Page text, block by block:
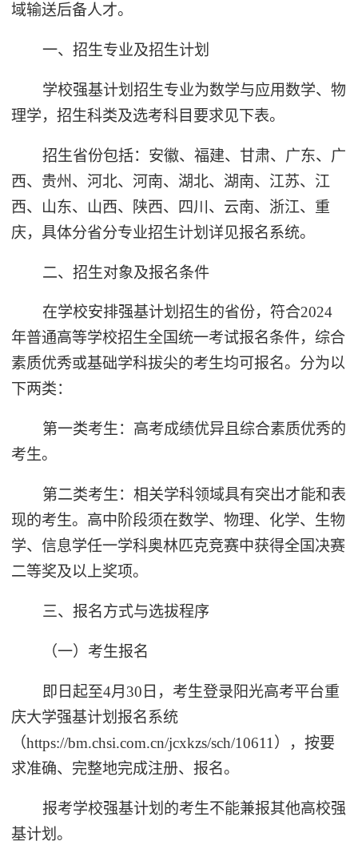
域输送后备人才。
一、招生专业及招生计划
学校强基计划招生专业为数学与应用数学、物
理学，招生科类及选考科目要求见下表。
招生省份包括：安徽、福建、甘肃、广东、广
西、贵州、河北、河南、湖北、湖南、江苏、江
西、山东、山西、陕西、四川、云南、浙江、重
庆，具体分省分专业招生计划详见报名系统。
二、招生对象及报名条件
在学校安排强基计划招生的省份，符合2024
年普通高等学校招生全国统一考试报名条件，综合
素质优秀或基础学科拔尖的考生均可报名。分为以
下两类：
第一类考生：高考成绩优异且综合素质优秀的
考生。
第二类考生：相关学科领域具有突出才能和表
现的考生。高中阶段须在数学、物理、化学、生物
学、信息学任一学科奥林匹克竞赛中获得全国决赛
二等奖及以上奖项。
三、报名方式与选拔程序
（一）考生报名
即日起至4月30日，考生登录阳光高考平台重
庆大学强基计划报名系统
（https://bm.chsi.com.cn/jcxkzs/sch/10611），按要
求准确、完整地完成注册、报名。
报考学校强基计划的考生不能兼报其他高校强
基计划。